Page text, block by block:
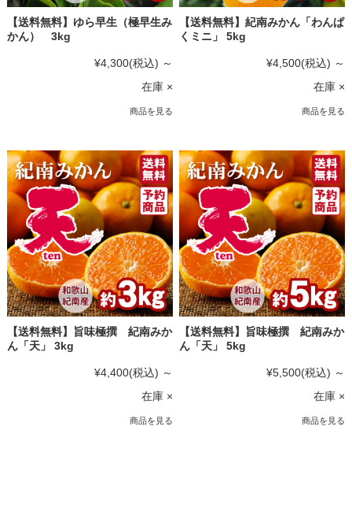
【送料無料】ゆら早生（極早生み
かん） 3kg
¥4,300(税込) ～
在庫 ×
商品を見る
【送料無料】紀南みかん「わんぱ
くミニ」 5kg
¥4,500(税込) ～
在庫 ×
商品を見る
【送料無料】旨味極撰 紀南みか
ん「天」 3kg
¥4,400(税込) ～
在庫 ×
商品を見る
【送料無料】旨味極撰 紀南みか
ん「天」 5kg
¥5,500(税込) ～
在庫 ×
商品を見る